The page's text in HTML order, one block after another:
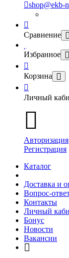
shop@ekb-
Сравнение
Избранное
Корзина
Личный
Авторизация
Регистрация
Каталог
Доставка и
Вопрос-
Контакты
Личный
Бонус
Новости
Вакансии